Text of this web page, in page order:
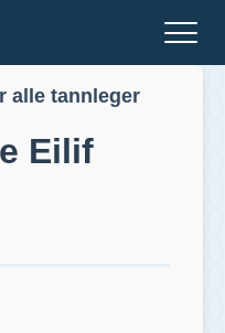
alle tannleger
Eilif